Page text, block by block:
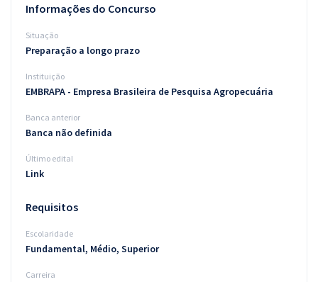
Blog
Aprovados
Atendimento
Informações do Concurso
Situação
Preparação a longo prazo
Instituição
EMBRAPA - Empresa Brasileira de Pesquisa Agropecuária
Banca anterior
Banca não definida
Último edital
Link
Requisitos
Escolaridade
Fundamental, Médio, Superior
Carreira